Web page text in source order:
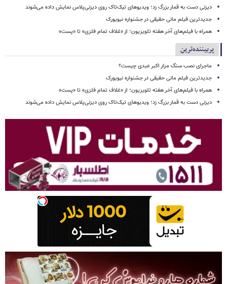
دیزنی دست به قمار بزرگ زد؛ ویدیوهای تیک‌تاک روی دیزنی‌پلاس نمایش داده می‌شوند
جدیدترین فیلم مانی حقیقی در جشنواره نیویورک
همراه با فیلم‌های آخر هفته تلویزیون؛ از «غلاف تمام فلزی» تا «پست»
پربیننده‌ترین
ماجرای نصب سنگ مزار اکبر عبدی چیست؟
جدیدترین فیلم مانی حقیقی در جشنواره نیویورک
همراه با فیلم‌های آخر هفته تلویزیون؛ از «غلاف تمام فلزی» تا «پست»
دیزنی دست به قمار بزرگ زد؛ ویدیوهای تیک‌تاک روی دیزنی‌پلاس نمایش داده می‌شوند